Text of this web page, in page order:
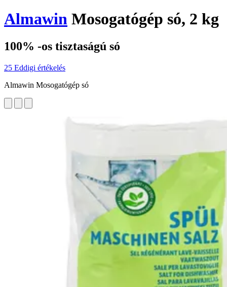
Almawin Mosogatógép só, 2 kg
100% -os tisztaságú só
25 Eddigi értékelés
Almawin Mosogatógép só